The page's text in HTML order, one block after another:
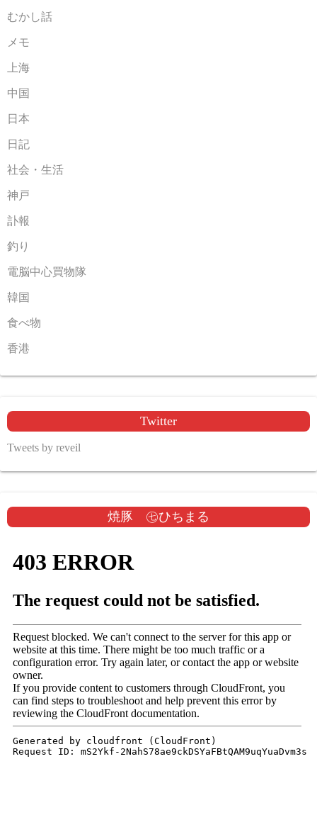
むかし話
メモ
上海
中国
日本
日記
社会・生活
神戸
訃報
釣り
電脳中心買物隊
韓国
食べ物
香港
Twitter
Tweets by reveil
焼豚 ㊆ひちまる